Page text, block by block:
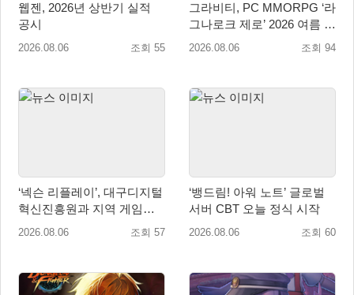
웹젠, 2026년 상반기 실적
공시
2026.08.06 조회 55
그라비티, PC MMORPG ‘라
그나로크 제로’ 2026 여름 프
로모션 진행!
2026.08.06 조회 94
‘넥슨 리플레이’, 대구디지털
혁신진흥원과 지역 게임산
업 육성 위한 업무협약 체결
2026.08.06 조회 57
‘뱅드림! 아워 노트’ 글로벌
서버 CBT 오늘 정식 시작
2026.08.06 조회 60